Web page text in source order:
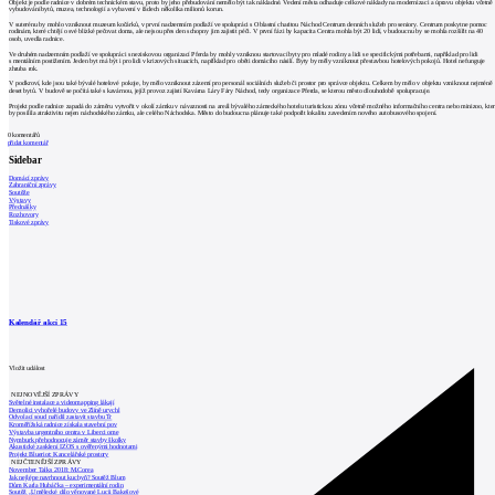
Objekt je podle radnice v dobrém technickém stavu, proto by jeho přebudování nemělo být tak nákladné. Vedení města odhaduje celkové náklady na modernizaci a úpravu objektu včetně
vybudování bytů, muzea, technologií a vybavení v řádech několika milionů korun.
V suterénu by mohlo vzniknout muzeum kočárků, v první nadzemním podlaží ve spolupráci s Oblastní charitou Náchod Centrum denních služeb pro seniory. Centrum poskytne pomoc
rodinám, které chtějí o své blízké pečovat doma, ale nejsou přes den schopny jim zajistit péči. V první fázi by kapacita Centra mohla být 20 lidí, v budoucnu by se mohla rozšířit na 40
osob, uvedla radnice.
Ve druhém nadzemním podlaží ve spolupráci s neziskovou organizací Pferda by mohly vzniknou startovací byty pro mladé rodiny a lidi se specifickými potřebami, například pro lidi
s mentálním postižením. Jeden byt má být i pro lidi v krizových situacích, například pro oběti domácího násilí. Byty by měly vzniknout přestavbou hotelových pokojů. Hotel nefunguje
zhruba rok.
V podkroví, kde jsou také bývalé hotelové pokoje, by mělo vzniknout zázemí pro personál sociálních služeb či prostor pro správce objektu. Celkem by mělo v objektu vzniknout nejméně
deset bytů. V budově se počítá také s kavárnou, jejíž provoz zajistí Kavárna Láry Fáry Náchod, tedy organizace Pferda, se kterou město dlouhodobě spolupracuje.
Projekt podle radnice zapadá do záměru vytvořit v okolí zámku v návaznosti na areál bývalého zámeckého hotelu turistickou zónu včetně možného informačního centra nebo minizoo,
by posílila atraktivitu nejen náchodského zámku, ale celého Náchodska. Město do budoucna plánuje také podpořit lokalitu zavedením nového autobusového spojení.
0komentářů
přidat komentář
Sidebar
Domácí zprávy
Zahraniční zprávy
Soutěže
Výstavy
Přednášky
Rozhovory
Tiskové zprávy
Kalendář akcí 15
Vložit událost
NEJNOVĚJŠÍ ZPRÁVY
Světelné instalace a videomapping lákají
Demolici vyhořelé budovy ve Zlíně urychl
Odvolací soud nařídil zastavit stavbu Tr
Kroměřížská radnice získala stavební pov
Výstavba urgentního centra v Liberci ome
Nymburk přehodnocuje záměr stavby školky
Akustické zasklení IZOS s ověřenými hodnotami
Projekt Blueriot: Kancelářské prostory
NEJČTENĚJŠÍ ZPRÁVY
November Talks 2018: M.Corea
Jak nejlépe navrhnout kuchyň? Soutěž Blum
Dům Karla Hubáčka – experimentální rodin
Soutěž „Umělecké dílo věnované Lucii Bakešové